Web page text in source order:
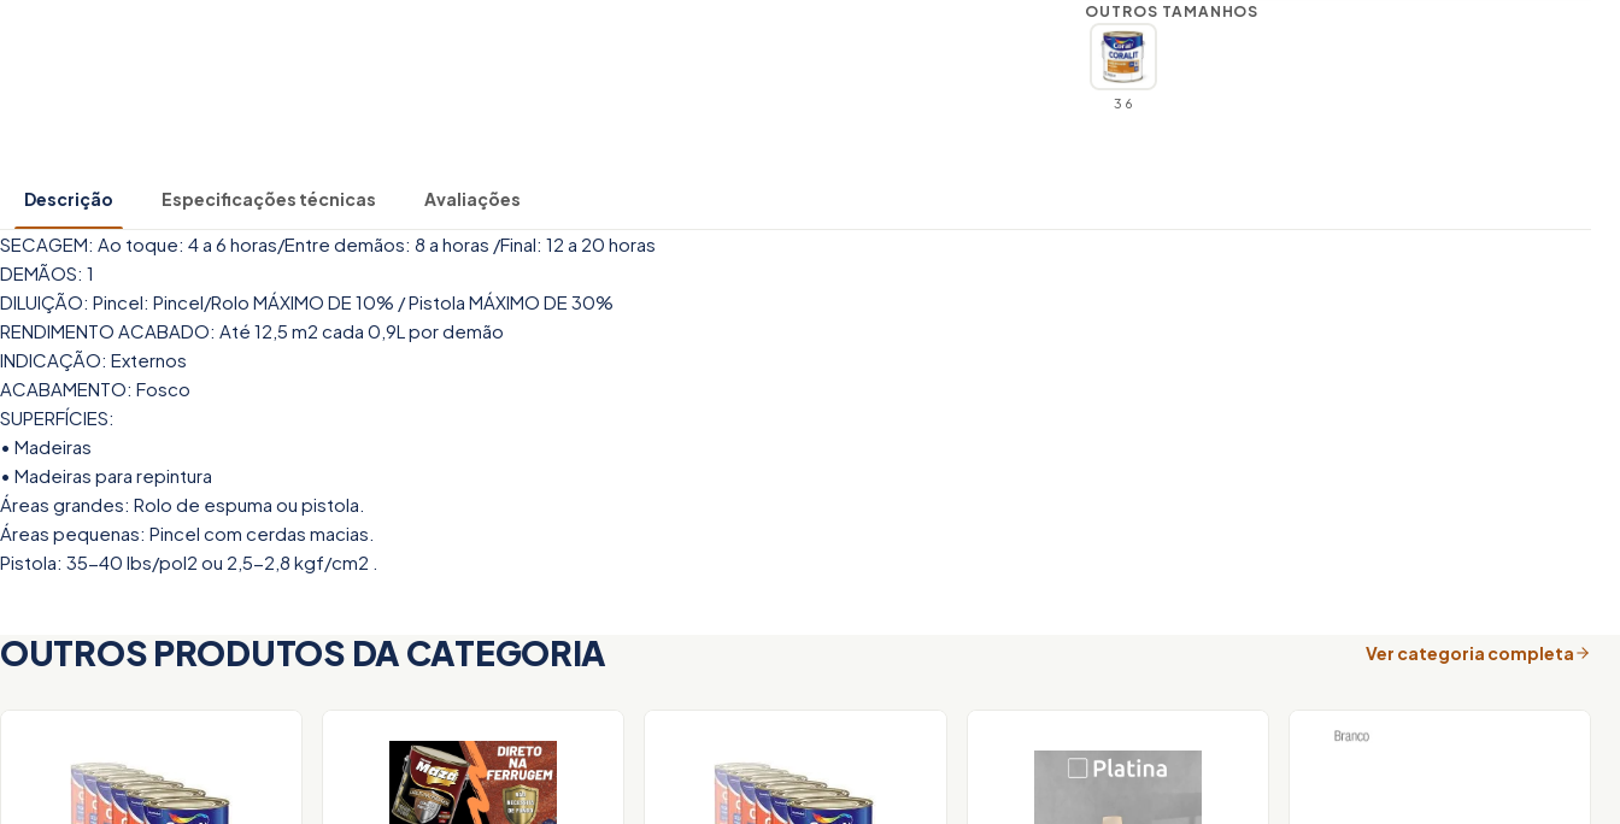
OUTROS TAMANHOS
3 6
Descrição Especificações técnicas Avaliações
SECAGEM: Ao toque: 4 a 6 horas/Entre demãos: 8 a horas /Final: 12 a 20 horas
DEMÃOS: 1
DILUIÇÃO: Pincel: Pincel/Rolo MÁXIMO DE 10% / Pistola MÁXIMO DE 30%
RENDIMENTO ACABADO: Até 12,5 m2 cada 0,9L por demão
INDICAÇÃO: Externos
ACABAMENTO: Fosco
SUPERFÍCIES:
• Madeiras
• Madeiras para repintura
Áreas grandes: Rolo de espuma ou pistola.
Áreas pequenas: Pincel com cerdas macias.
Pistola: 35-40 lbs/pol2 ou 2,5-2,8 kgf/cm2 .
OUTROS PRODUTOS DA CATEGORIA Ver categoria completa